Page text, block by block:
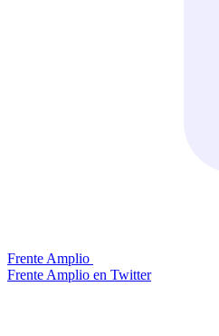
Frente Amplio
Frente Amplio en Twitter